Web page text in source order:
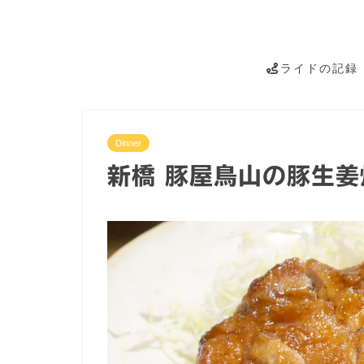
ライドの記録
Dinner
新橋 豚屋鳥山の豚生